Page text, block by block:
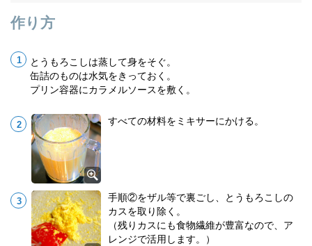
作り方
とうもろこしは蒸して身をそぐ。
缶詰のものは水気をきっておく。
プリン容器にカラメルソースを敷く。
すべての材料をミキサーにかける。
手順②をザル等で裏ごし、とうもろこしの
カスを取り除く。
（残りカスにも食物繊維が豊富なので、ア
レンジで活用します。）